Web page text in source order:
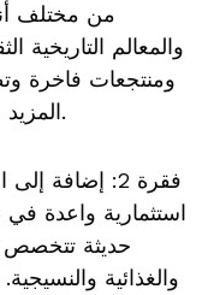
من مختلف
والمعالم التاريخية
ومنتجعات فاخرة
المزيد من الزوار وتعزيز القطاع السياحي.
فقرة 2: إضافة
استثمارية واعدة
حديثة تتخصص
والغذائية